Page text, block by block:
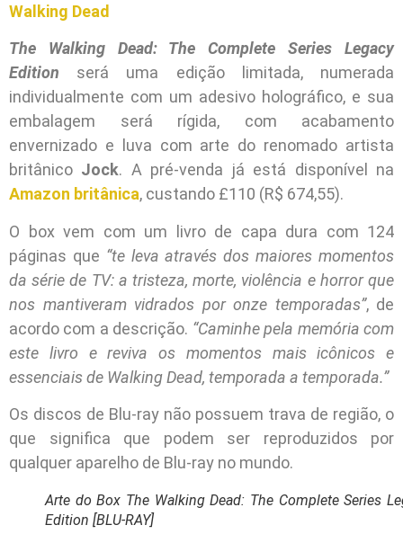
Walking Dead
The Walking Dead: The Complete Series Legacy
Edition será uma edição limitada, numerada
individualmente com um adesivo holográfico, e sua
embalagem será rígida, com acabamento
envernizado e luva com arte do renomado artista
britânico Jock. A pré-venda já está disponível na
Amazon britânica, custando £110 (R$ 674,55).
O box vem com um livro de capa dura com 124
páginas que “te leva através dos maiores momentos
da série de TV: a tristeza, morte, violência e horror que
nos mantiveram vidrados por onze temporadas”, de
acordo com a descrição. “Caminhe pela memória com
este livro e reviva os momentos mais icônicos e
essenciais de Walking Dead, temporada a temporada.”
Os discos de Blu-ray não possuem trava de região, o
que significa que podem ser reproduzidos por
qualquer aparelho de Blu-ray no mundo.
Arte do Box The Walking Dead: The Complete Series
Edition [BLU-RAY]